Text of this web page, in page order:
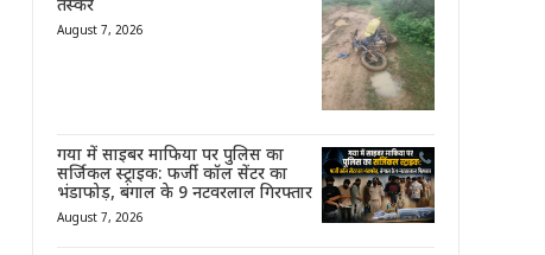
तस्कर
August 7, 2026
गया में साइबर माफिया पर पुलिस का
सर्जिकल स्ट्राइक: फर्जी कॉल सेंटर का
भंडाफोड़, बंगाल के 9 नटवरलाल गिरफ्तार
August 7, 2026